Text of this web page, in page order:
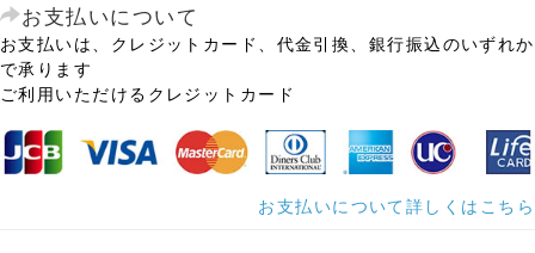
お支払いについて
お支払いは、クレジットカード、代金引換、銀行振込のいずれか
で承ります
ご利用いただけるクレジットカード
お支払いについて詳しくはこちら